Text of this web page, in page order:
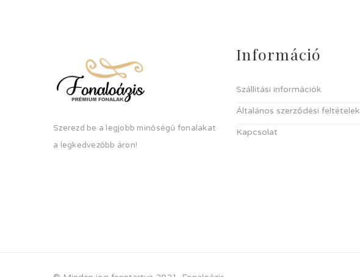
Szerezd be a legjobb minőségű fonalakat
a legkedvezőbb áron!
Információ
Szállítási információk
Általános szerződési feltételek
Kapcsolat